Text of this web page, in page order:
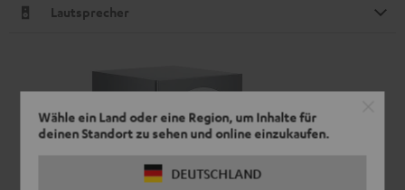
Wähle ein Land oder eine Region, um Inhalte für
deinen Standort zu sehen und online einzukaufen.
DEUTSCHLAND
Lautsprecher